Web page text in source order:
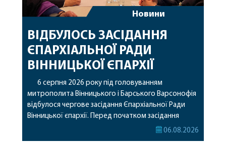
Новини
ВІДБУЛОСЬ ЗАСІДАННЯ
ЄПАРХІАЛЬНОЇ РАДИ
ВІННИЦЬКОЇ ЄПАРХІЇ
6 серпня 2026 року під головуванням
митрополита Вінницького і Барського Варсонофія
відбулося чергове засідання Єпархіальної Ради
Вінницької єпархії. Перед початком засідання
секретар Єпархіальної Ради від імені членів Ради
06.08.2026